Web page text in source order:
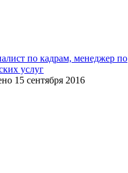
по кадрам, менеджер по
услуг
15 сентября 2016